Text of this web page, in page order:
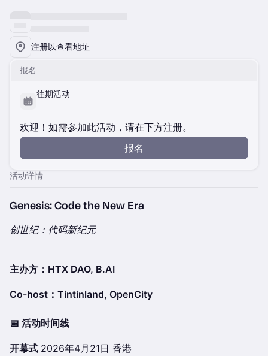
注册以查看地址
报名
往期活动
欢迎！如需参加此活动，请在下方注册。
报名
活动详情
Genesis: Code the New Era
创世纪：代码新纪元
主办方：HTX DAO, B.AI
Co-host：Tintinland, OpenCity
📅 活动时间线
开幕式 2026年4月21日 香港